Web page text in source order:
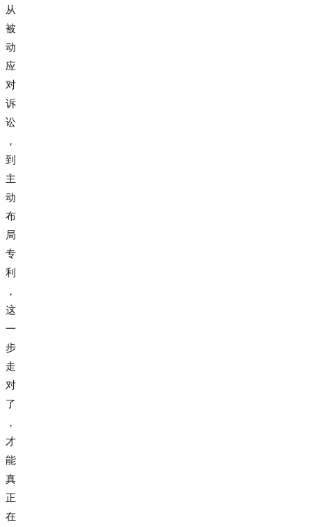
从
被
动
应
对
诉
讼
，
到
主
动
布
局
专
利
，
这
一
步
走
对
了
，
才
能
真
正
在